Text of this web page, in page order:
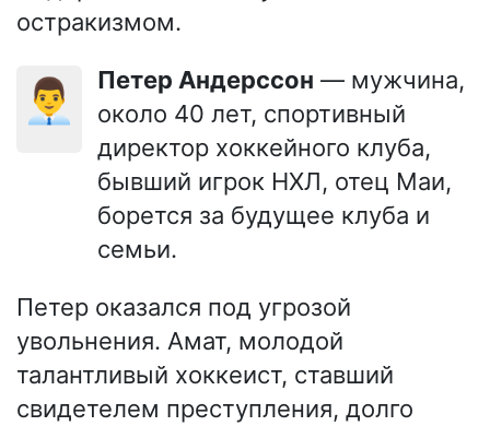
остракизмом.
👨‍💼 Петер Андерссон — мужчина,
около 40 лет, спортивный
директор хоккейного клуба,
бывший игрок НХЛ, отец Маи,
борется за будущее клуба и
семьи.
Петер оказался под угрозой
увольнения. Амат, молодой
талантливый хоккеист, ставший
свидетелем преступления, долго